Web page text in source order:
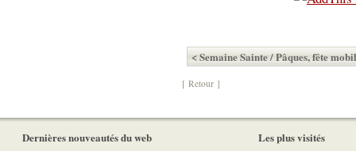
< Semaine Sainte / Pâques, fête
[ Retour ]
Dernières nouveautés du web Les plus visités